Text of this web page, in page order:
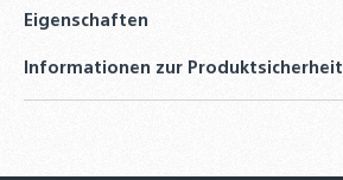
Eigenschaften
Informationen zur Produktsicherheit